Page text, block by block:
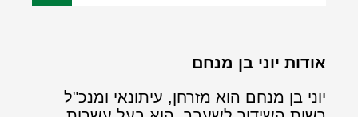
אודות יוני בן מנחם
יוני בן מנחם הוא מזרחן, עיתונאי ומנכ"ל